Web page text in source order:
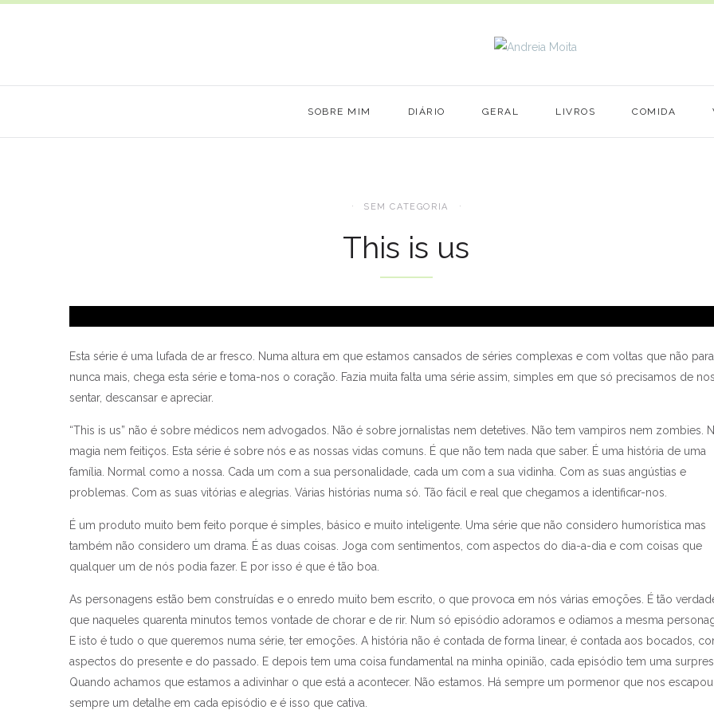
SOBRE MIM DIÁRIO GERAL LIVROS COMIDA
SEM CATEGORIA
This is us
Esta série é uma lufada de ar fresco. Numa altura em que estamos cansados de séries complexas e com voltas que não
nunca mais, chega esta série e toma-nos o coração. Fazia muita falta uma série assim, simples em que só precisamos de
sentar, descansar e apreciar.
“This is us” não é sobre médicos nem advogados. Não é sobre jornalistas nem detetives. Não tem vampiros nem zombies.
magia nem feitiços. Esta série é sobre nós e as nossas vidas comuns. É que não tem nada que saber. É uma história de uma
família. Normal como a nossa. Cada um com a sua personalidade, cada um com a sua vidinha. Com as suas angústias e
problemas. Com as suas vitórias e alegrias. Várias histórias numa só. Tão fácil e real que chegamos a identificar-nos.
É um produto muito bem feito porque é simples, básico e muito inteligente. Uma série que não considero humorística mas
também não considero um drama. É as duas coisas. Joga com sentimentos, com aspectos do dia-a-dia e com coisas que
qualquer um de nós podia fazer. E por isso é que é tão boa.
As personagens estão bem construídas e o enredo muito bem escrito, o que provoca em nós várias emoções. É tão
que naqueles quarenta minutos temos vontade de chorar e de rir. Num só episódio adoramos e odiamos a mesma
E isto é tudo o que queremos numa série, ter emoções. A história não é contada de forma linear, é contada aos bocados,
aspectos do presente e do passado. E depois tem uma coisa fundamental na minha opinião, cada episódio tem uma
Quando achamos que estamos a adivinhar o que está a acontecer. Não estamos. Há sempre um pormenor que nos
sempre um detalhe em cada episódio e é isso que cativa.
Coisas que não percebo na